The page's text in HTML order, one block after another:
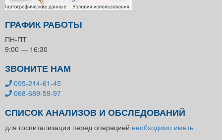
ГРАФИК РАБОТЫ
ПН-ПТ
9:00 — 16:30
ЗВОНИТЕ НАМ
095-214-61-45
068-689-59-97
СПИСОК АНАЛИЗОВ И ОБСЛЕДОВАНИЙ
для госпитализации перед операцией необходимо иметь